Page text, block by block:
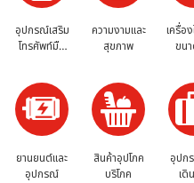
อุปกรณ์เสริม
โทรศัพท์มือ
ความงามและ
สุขภาพ
เครื่อ
ขน
ยานยนต์และ
อุปกรณ์
สินค้าอุปโภค
บริโภค
อุปก
เดิ